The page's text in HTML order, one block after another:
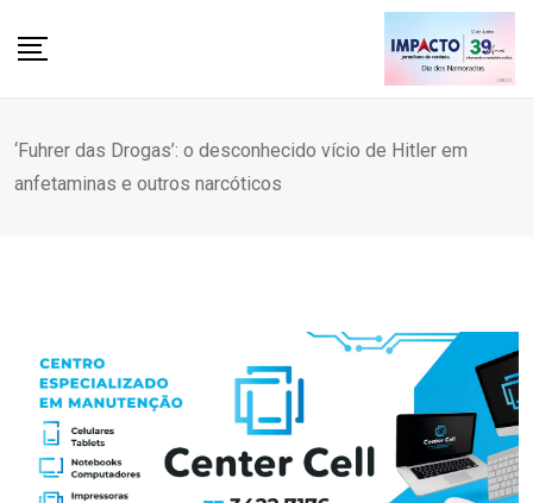
‘Fuhrer das Drogas’: o desconhecido vício de Hitler em
anfetaminas e outros narcóticos